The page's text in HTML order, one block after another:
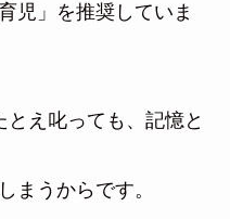
児」を推奨していま
え叱っても、記憶と
まうからです。